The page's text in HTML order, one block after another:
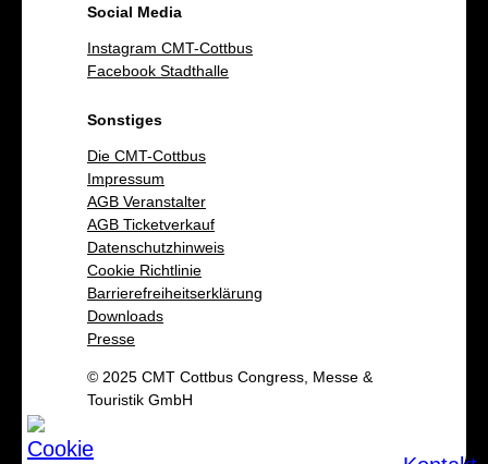
Social Media
Instagram CMT-Cottbus
Facebook Stadthalle
Sonstiges
Die CMT-Cottbus
Impressum
AGB Veranstalter
AGB Ticketverkauf
Datenschutzhinweis
Cookie Richtlinie
Barrierefreiheitserklärung
Downloads
Presse
© 2025 CMT Cottbus Congress, Messe &
Touristik GmbH